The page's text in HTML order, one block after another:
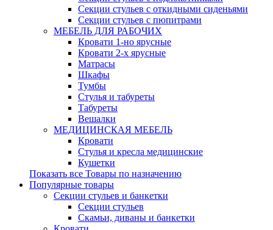
Секции стульев с откидными сиденьями
Секции стульев с пюпитрами
МЕБЕЛЬ ДЛЯ РАБОЧИХ
Кровати 1-но ярусные
Кровати 2-х ярусные
Матрасы
Шкафы
Тумбы
Стулья и табуреты
Табуреты
Вешалки
МЕДИЦИНСКАЯ МЕБЕЛЬ
Кровати
Стулья и кресла медицинские
Кушетки
Показать все Товары по назначению
Популярные товары
Секции стульев и банкетки
Секции стульев
Скамьи, диваны и банкетки